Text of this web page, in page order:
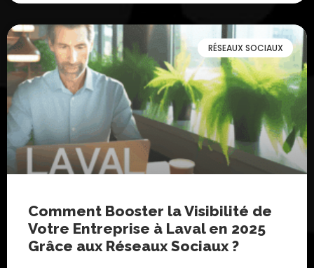
RÉSEAUX SOCIAUX
Comment Booster la Visibilité de
Votre Entreprise à Laval en 2025
Grâce aux Réseaux Sociaux ?